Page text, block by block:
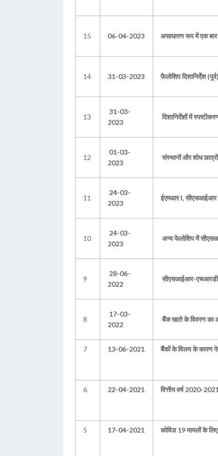
15 06-04-2023 असाधारण रूप में एक
14 31-03-2023 फैलोशिप दिशानिर्देश
13
31-03-
2023
दिशानिर्देशों में
12
01-03-
2023
संस्थानों और शोध
11
24-03-
2023
ईएमआर I, सीएसआईआर
10
24-03-
2023
अन्य फेलोशिप में
9
28-06-
2022
सीएसआईआर-
8
17-03-
2022
बैंक खाते के विवरण का
7 13-06-2021 बैंकों के विलय के कारण
6 22-04-2021 वित्तीय वर्ष 2020-
5 17-04-2021 कोविड 19 मामलों के